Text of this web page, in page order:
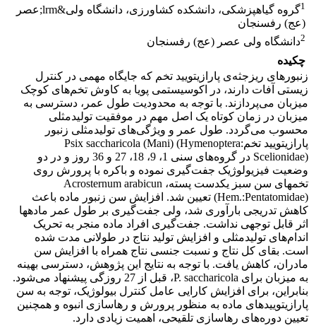
1
گروه گیاهپزشکی، دانشکده کشاورزی، دانشگاه ولی&lrm;عصر
(عج) رفسنجان
2دانشگاه ولی عصر (عج) رفسنجان
چکیده
زنبورهای ریزجثه‌ی پارازیتویید تخم که جایگاه مهمی در کنترل
زیستی آفات دارند، در اکوسیستمی پویا به کاوش تخم‌های کوچک
میزبان می‌پردازند. با توجه به محدودیت طول عمر، دسترسی به
میزبان در زمان کوتاه یک اصل مهم در موفقیت تولیدمثلی
محسوب می‌گردد. طول عمر و ویژگی‌های تولیدمثلی زنبور
پارازیتویید تخمPsix saccharicola (Mani) (Hymenoptera:
Scelionidae) در گروه‌های سنی 1، 9، 18، 27 و 36 روز و در دو
وضعیت فیزیولوژیک جفت‌گیری نموده و باکره با پرورش روی
تخم‎های سن سبز یکدست پسته، Acrosternum arabicun
(Hem.:Pentatomidae) تعیین شد. افزایش سن زنبور ماده باعث
کاهش تدریجی بارآوری شد، ولی جفت‌گیری بر طول عمر ماده‎ها
اثر قابل توجهی نداشت. جفت‌گیری افراد ماده منجر به تحریک
اندام‌های تولیدمثلی و افزایش تولید نتاج در طولانی‌ مدت شده
است. بقای کل نتاج و نسبت جنسی نتاج همراه با افزایش سن
مادران، کاهش یافت. با توجه به نتایج این پژوهش، دسترسی بهینه
به میزبان برای P. saccharicola، قبل از 27 روزگی پیشنهاد می‌شود.
بنابراین، برای افزایش کارایی عامل کنترل بیولوژیک، توجه به سن
پارازیتوییدهای ماده به منظور پرورش و رهاسازی انبوه و همچنین
تعیین دوره‌های رهاسازی تلقیحی، اهمیت زیادی دارد.